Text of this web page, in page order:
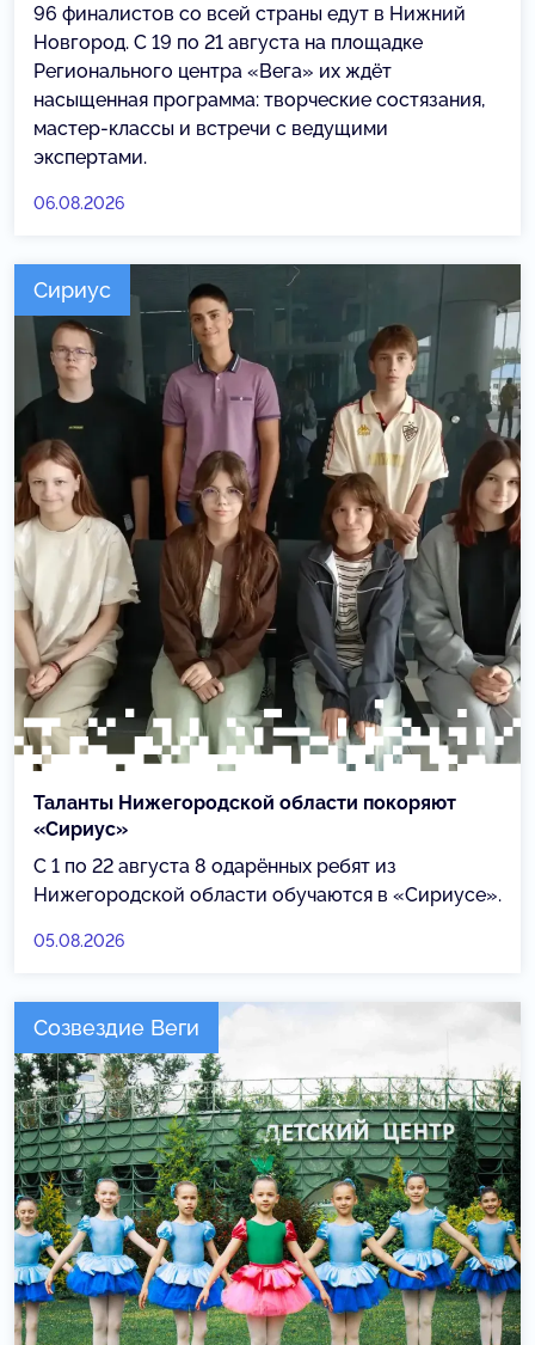
96 финалистов со всей страны едут в Нижний
Новгород. С 19 по 21 августа на площадке
Регионального центра «Вега» их ждёт
насыщенная программа: творческие состязания,
мастер-классы и встречи с ведущими
экспертами.
06.08.2026
Сириус
Таланты Нижегородской области покоряют
«Сириус»
С 1 по 22 августа 8 одарённых ребят из
Нижегородской области обучаются в «Сириусе».
05.08.2026
Созвездие Веги